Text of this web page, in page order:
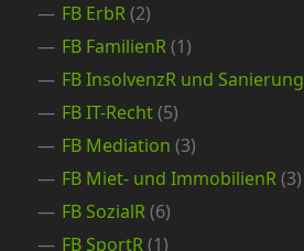
FB ErbR(2)
FB FamilienR(1)
FB InsolvenzR und Sanierung
FB IT-Recht(5)
FB Mediation (3)
FB Miet- und ImmobilienR(3)
FB SozialR(6)
FB SportR(1)